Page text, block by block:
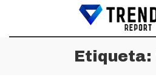
Etiqueta: